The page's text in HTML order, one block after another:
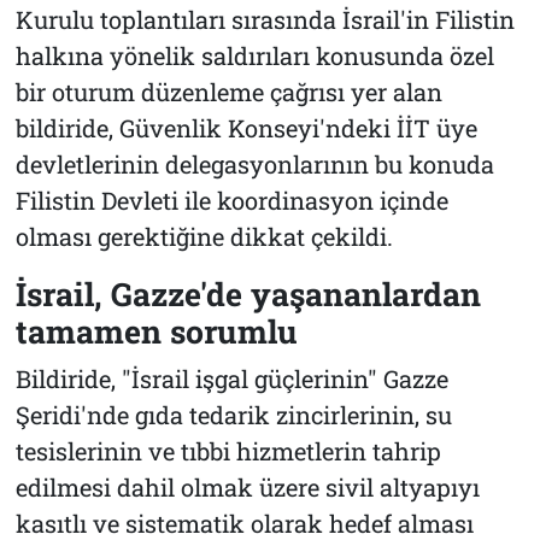
Kurulu toplantıları sırasında İsrail'in Filistin
halkına yönelik saldırıları konusunda özel
bir oturum düzenleme çağrısı yer alan
bildiride, Güvenlik Konseyi'ndeki İİT üye
devletlerinin delegasyonlarının bu konuda
Filistin Devleti ile koordinasyon içinde
olması gerektiğine dikkat çekildi.
İsrail, Gazze'de yaşananlardan
tamamen sorumlu
Bildiride, "İsrail işgal güçlerinin" Gazze
Şeridi'nde gıda tedarik zincirlerinin, su
tesislerinin ve tıbbi hizmetlerin tahrip
edilmesi dahil olmak üzere sivil altyapıyı
kasıtlı ve sistematik olarak hedef alması